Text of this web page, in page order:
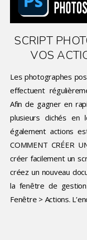
SCRIPT
VOS
Les photographes
effectuent
Afin de gagner en
plusieurs clichés
également actions
COMMENT CRÉER
créer facilement un
créez un nouveau
la fenêtre de
Fenêtre > Actions.